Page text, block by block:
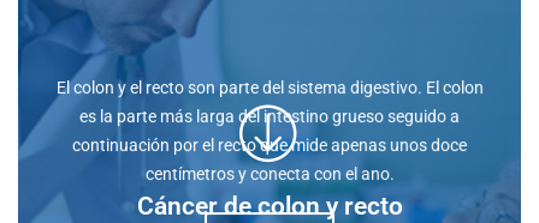
Cáncer de colon y recto
El colon y el recto son parte del sistema digestivo. El colon
es la parte más larga del intestino grueso seguido a
continuación por el recto que mide apenas unos doce
centímetros y conecta con el ano.